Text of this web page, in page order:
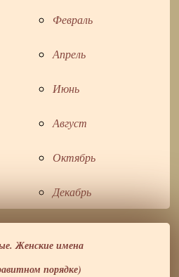
Февраль
Апрель
Июнь
Август
Октябрь
Декабрь
Женские имена
порядке)